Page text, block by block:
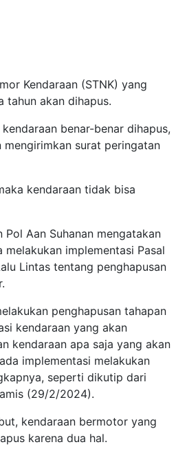
Kendaraan (STNK) yang
tahun akan dihapus.
benar-benar dihapus,
mengirimkan surat peringatan
kendaraan tidak bisa
Pol Aan Suhanan mengatakan
melakukan implementasi Pasal
Lintas tentang penghapusan
penghapusan tahapan
kendaraan yang akan
kendaraan apa saja yang akan
implementasi melakukan
seperti dikutip dari
(29/2/2024).
kendaraan bermotor yang
karena dua hal.